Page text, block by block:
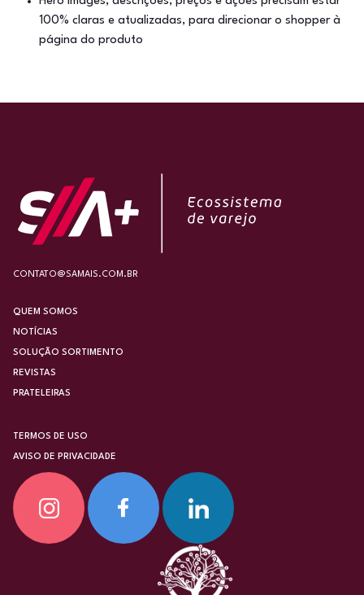
100% claras e atualizadas, para direcionar o shopper à
página do produto
CONTATO@SAMAIS.COM.BR
QUEM SOMOS
NOTÍCIAS
SOLUÇÃO SORTIMENTO
REVISTAS
PRATELEIRAS
TERMOS DE USO
AVISO DE PRIVACIDADE